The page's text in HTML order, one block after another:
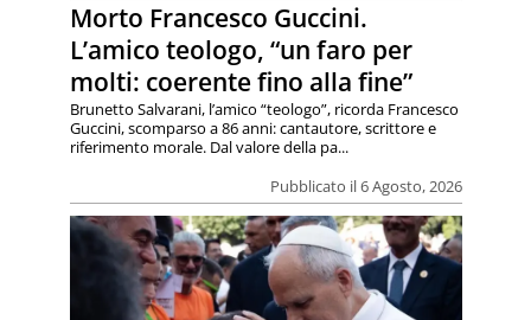
Morto Francesco Guccini.
L’amico teologo, “un faro per
molti: coerente fino alla fine”
Pubblicato il 6 Agosto, 2026
Brunetto Salvarani, l’amico “teologo”, ricorda Francesco
Guccini, scomparso a 86 anni: cantautore, scrittore e
riferimento morale. Dal valore della pa...